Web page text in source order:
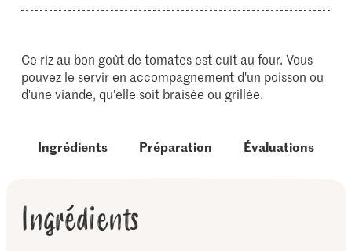
Ce riz au bon goût de tomates est cuit au four. Vous
pouvez le servir en accompagnement d'un poisson ou
d'une viande, qu'elle soit braisée ou grillée.
Ingrédients Préparation Évaluations
Ingrédients